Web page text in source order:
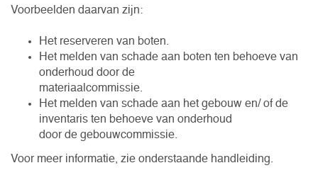
Voorbeelden daarvan zijn:
Het reserveren van boten.
Het melden van schade aan boten ten behoeve van
onderhoud door de
materiaalcommissie.
Het melden van schade aan het gebouw en/ of de
inventaris ten behoeve van onderhoud
door de gebouwcommissie.
Voor meer informatie, zie onderstaande handleiding.